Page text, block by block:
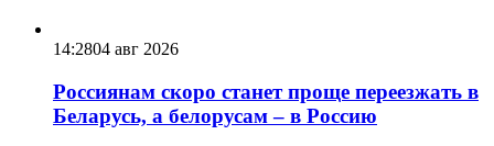
14:2804 авг 2026
Россиянам скоро станет проще переезжать в
Беларусь, а белорусам – в Россию